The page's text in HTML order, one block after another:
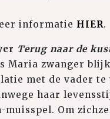
informatie HIER.
Terug naar de
Maria zwanger
met de vader
haar
muisspel. Om